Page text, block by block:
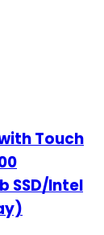
Touch
SSD/Intel